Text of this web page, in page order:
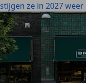
stijgen ze in 2027 weer